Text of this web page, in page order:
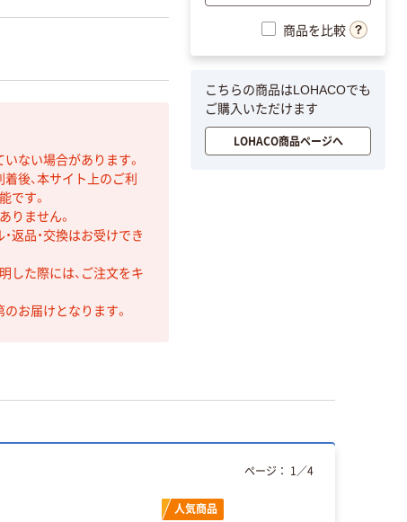
ない場合があります。
後、本サイト上のご利
です。
りません。
返品・交換はお受けでき
した際には、ご注文をキ
お届けとなります。
商品を比較
こちらの商品はLOHACOでも
ご購入いただけます
LOHACO商品ページへ
人気商品
ページ： 1 ／4